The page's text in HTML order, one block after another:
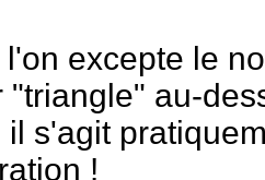
excepte le
"triangle" au-
il s'agit
!